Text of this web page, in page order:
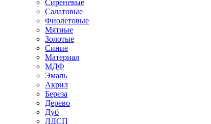
Сиреневые
Салатовые
Фиолетовые
Мятные
Золотые
Синие
Материал
МДФ
Эмаль
Акрил
Береза
Дерево
Дуб
ЛДСП